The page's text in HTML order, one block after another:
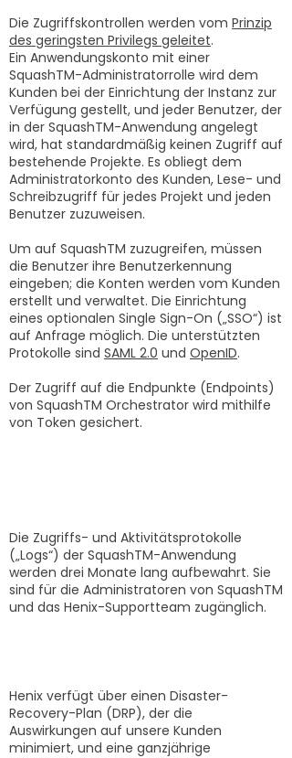
Die Zugriffskontrollen werden vom Prinzip
des geringsten Privilegs geleitet.
Ein Anwendungskonto mit einer
SquashTM-Administratorrolle wird dem
Kunden bei der Einrichtung der Instanz zur
Verfügung gestellt, und jeder Benutzer, der
in der SquashTM-Anwendung angelegt
wird, hat standardmäßig keinen Zugriff auf
bestehende Projekte. Es obliegt dem
Administratorkonto des Kunden, Lese- und
Schreibzugriff für jedes Projekt und jeden
Benutzer zuzuweisen.
Um auf SquashTM zuzugreifen, müssen
die Benutzer ihre Benutzerkennung
eingeben; die Konten werden vom Kunden
erstellt und verwaltet. Die Einrichtung
eines optionalen Single Sign-On („SSO“) ist
auf Anfrage möglich. Die unterstützten
Protokolle sind SAML 2.0 und OpenID.
Der Zugriff auf die Endpunkte (Endpoints)
von SquashTM Orchestrator wird mithilfe
von Token gesichert.
Die Zugriffs- und Aktivitätsprotokolle
(„Logs“) der SquashTM-Anwendung
werden drei Monate lang aufbewahrt. Sie
sind für die Administratoren von SquashTM
und das Henix-Supportteam zugänglich.
Henix verfügt über einen Disaster-
Recovery-Plan (DRP), der die
Auswirkungen auf unsere Kunden
minimiert, und eine ganzjährige